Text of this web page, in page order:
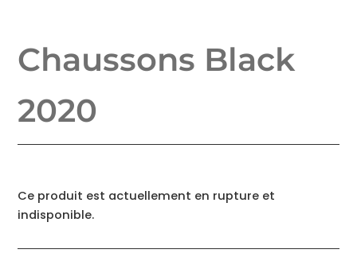
Chaussons Black
2020
Ce produit est actuellement en rupture et
indisponible.